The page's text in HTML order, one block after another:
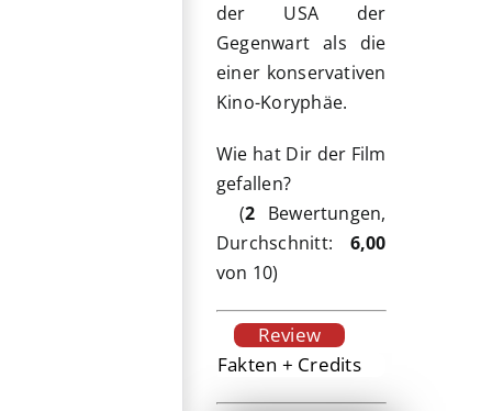
der USA der
Gegenwart als die
einer konservativen
Kino-Koryphäe.
Wie hat Dir der Film
gefallen?
(2 Bewertungen,
Durchschnitt: 6,00
von 10)
Review
Fakten + Credits